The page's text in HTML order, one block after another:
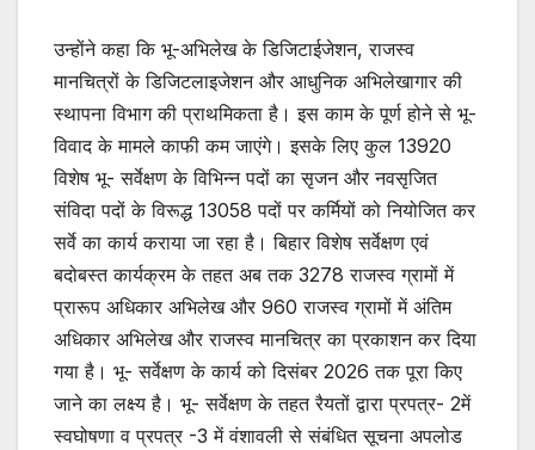
उन्होंने कहा कि भू-अभिलेख के डिजिटाईजेशन, राजस्व
मानचित्रों के डिजिटलाइजेशन और आधुनिक अभिलेखागार की
स्थापना विभाग की प्राथमिकता है। इस काम के पूर्ण होने से भू-
विवाद के मामले काफी कम जाएंगे। इसके लिए कुल 13920
विशेष भू- सर्वेक्षण के विभिन्न पदों का सृजन और नवसृजित
संविदा पदों के विरूद्ध 13058 पदों पर कर्मियों को नियोजित कर
सर्वे का कार्य कराया जा रहा है। बिहार विशेष सर्वेक्षण एवं
बदोबस्त कार्यक्रम के तहत अब तक 3278 राजस्व ग्रामों में
प्रारूप अधिकार अभिलेख और 960 राजस्व ग्रामों में अंतिम
अधिकार अभिलेख और राजस्व मानचित्र का प्रकाशन कर दिया
गया है। भू- सर्वेक्षण के कार्य को दिसंबर 2026 तक पूरा किए
जाने का लक्ष्य है। भू- सर्वेक्षण के तहत रैयतों द्वारा प्रपत्र- 2में
स्वघोषणा व प्रपत्र -3 में वंशावली से संबंधित सूचना अपलोड